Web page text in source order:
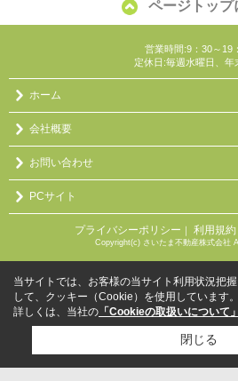
ページトップ
営業時間:9：30～19
定休日:毎週水曜日、年
ホーム
会社概要
お問い合わせ
PCサイト
プライバシーポリシー ｜ 利用規約
Copyright(c) さいたま不動産株式会社
当サイトでは、お客様の当サイト利用状況把
して、クッキー（Cookie）を使用しています。
詳しくは、当社の 「Cookieの取扱いについて」
閉じる